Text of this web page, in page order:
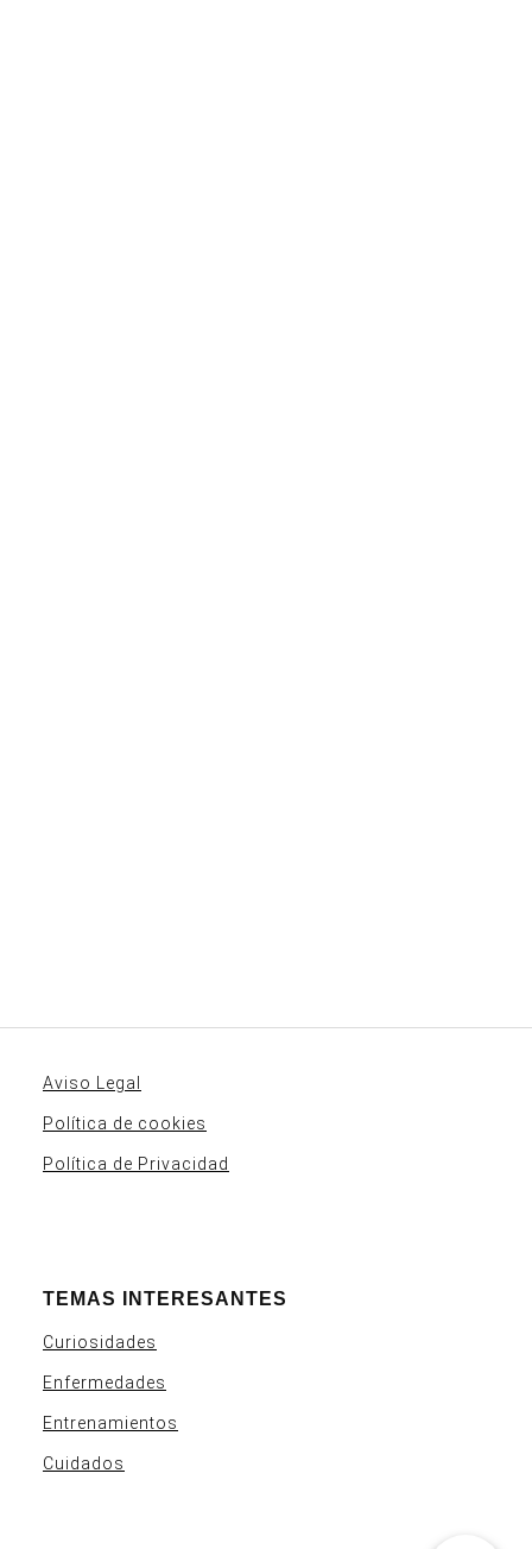
Aviso Legal
Política de cookies
Política de Privacidad
TEMAS INTERESANTES
Curiosidades
Enfermedades
Entrenamientos
Cuidados